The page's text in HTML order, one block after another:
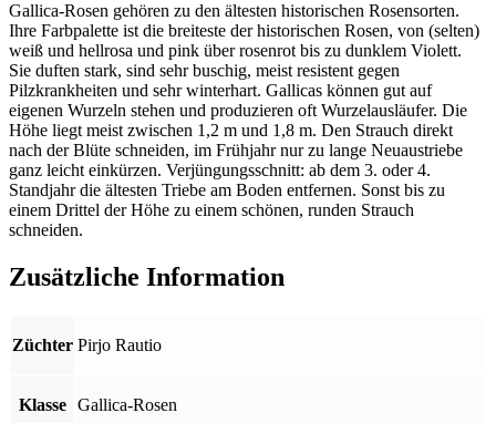
Gallica-Rosen gehören zu den ältesten historischen Rosensorten.
Ihre Farbpalette ist die breiteste der historischen Rosen, von (selten)
weiß und hellrosa und pink über rosenrot bis zu dunklem Violett.
Sie duften stark, sind sehr buschig, meist resistent gegen
Pilzkrankheiten und sehr winterhart. Gallicas können gut auf
eigenen Wurzeln stehen und produzieren oft Wurzelausläufer. Die
Höhe liegt meist zwischen 1,2 m und 1,8 m. Den Strauch direkt
nach der Blüte schneiden, im Frühjahr nur zu lange Neuaustriebe
ganz leicht einkürzen. Verjüngungsschnitt: ab dem 3. oder 4.
Standjahr die ältesten Triebe am Boden entfernen. Sonst bis zu
einem Drittel der Höhe zu einem schönen, runden Strauch
schneiden.
Zusätzliche Information
Züchter Pirjo Rautio
Klasse Gallica-Rosen